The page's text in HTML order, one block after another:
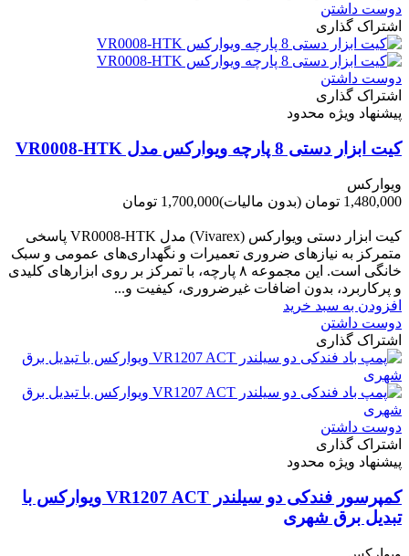
دوست داشتن
اشتراک گذاری
دوست داشتن
اشتراک گذاری
پیشنهاد ویژه محدود
کیت ابزار دستی 8 پارچه ویوارکس مدل VR0008-HTK
ویوارکس
1,480,000 تومان
(بدون مالیات)1,700,000 تومان
کیت ابزار دستی ویوارکس (Vivarex) مدل VR0008-HTK پاسخی
متمرکز به نیازهای ضروری تعمیرات و نگهداری‌های عمومی و سبک
خانگی است. این مجموعه ۸ پارچه، با تمرکز بر روی ابزارهای کلیدی
و پرکاربرد، بدون اضافات غیرضروری، کیفیت و...
افزودن به سبد خرید
دوست داشتن
اشتراک گذاری
دوست داشتن
اشتراک گذاری
پیشنهاد ویژه محدود
کمپرسور فندکی دو سیلندر VR1207 ACT ویوارکس با
تبدیل برق شهری